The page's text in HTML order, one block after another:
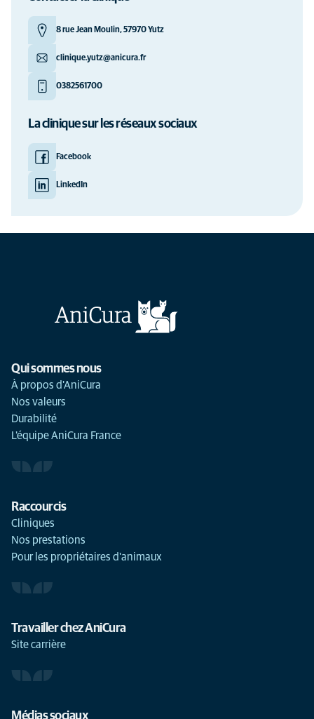
8 rue Jean Moulin, 57970 Yutz
clinique.yutz@anicura.fr
0382561700
La clinique sur les réseaux sociaux
Facebook
LinkedIn
Qui sommes nous
À propos d'AniCura
Nos valeurs
Durabilité
L'équipe AniCura France
Raccourcis
Cliniques
Nos prestations
Pour les propriétaires d'animaux
Travailler chez AniCura
Site carrière
Médias sociaux